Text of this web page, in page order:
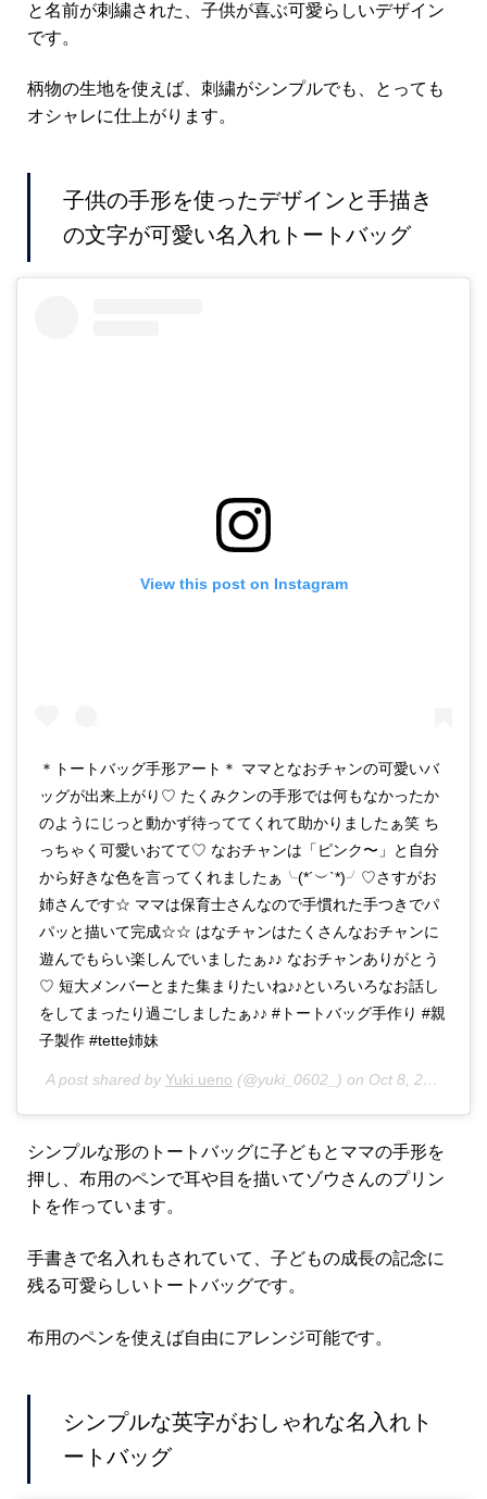
と名前が刺繍された、子供が喜ぶ可愛らしいデザイン
です。
柄物の生地を使えば、刺繍がシンプルでも、とっても
オシャレに仕上がります。
子供の手形を使ったデザインと手描き
の文字が可愛い名入れトートバッグ
View this post on Instagram
＊トートバッグ手形アート＊ ママとなおチャンの可愛いバ
ッグが出来上がり♡ たくみクンの手形では何もなかったか
のようにじっと動かず待っててくれて助かりましたぁ笑 ち
っちゃく可愛いおてて♡ なおチャンは「ピンク〜」と自分
から好きな色を言ってくれましたぁ╰(*´︶`*)╯♡さすがお
姉さんです☆ ママは保育士さんなので手慣れた手つきでパ
パッと描いて完成☆☆ はなチャンはたくさんなおチャンに
遊んでもらい楽しんでいましたぁ♪♪ なおチャンありがとう
♡ 短大メンバーとまた集まりたいね♪♪といろいろなお話し
をしてまったり過ごしましたぁ♪♪ #トートバッグ手作り #親
子製作 #tette姉妹
A post shared by Yuki ueno (@yuki_0602_) on Oct 8, 2019 at 1:54am PDT
シンプルな形のトートバッグに子どもとママの手形を
押し、布用のペンで耳や目を描いてゾウさんのプリン
トを作っています。
手書きで名入れもされていて、子どもの成長の記念に
残る可愛らしいトートバッグです。
布用のペンを使えば自由にアレンジ可能です。
シンプルな英字がおしゃれな名入れト
ートバッグ